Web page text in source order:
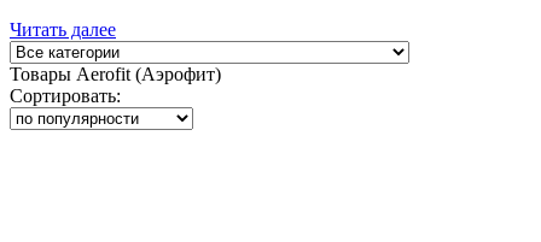
Читать далее
Товары Aerofit (Аэрофит)
Сортировать: